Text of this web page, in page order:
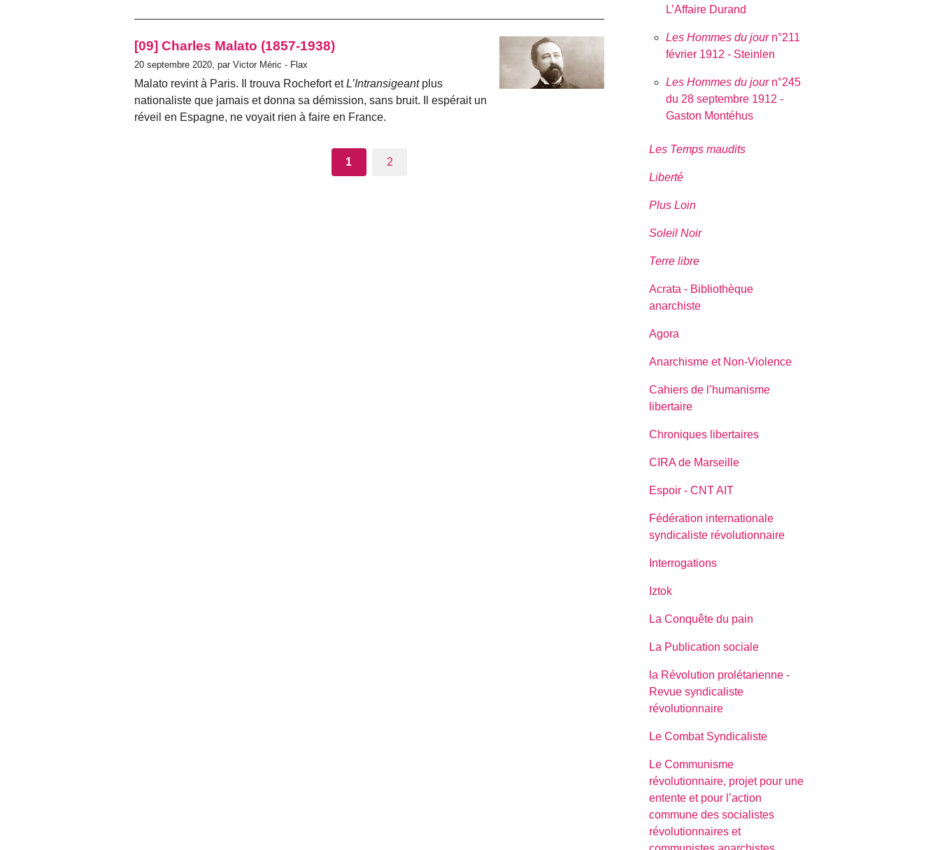
[09] Charles Malato (1857-1938)
20 septembre 2020, par Victor Méric - Flax
Malato revint à Paris. Il trouva Rochefort etL’Intransigeant plus
nationaliste que jamais et donna sa démission, sans bruit. Il espérait un
réveil en Espagne, ne voyait rien à faire en France.
1 2
L’Affaire Durand
Les Hommes du journ°211
février 1912 - Steinlen
Les Hommes du journ°245
du 28 septembre 1912 -
Gaston Montéhus
Les Temps maudits
Liberté
Plus Loin
Soleil Noir
Terre libre
Acrata - Bibliothèque
anarchiste
Agora
Anarchisme et Non-Violence
Cahiers de l’humanisme
libertaire
Chroniques libertaires
CIRA de Marseille
Espoir - CNT AIT
Fédération internationale
syndicaliste révolutionnaire
Interrogations
Iztok
La Conquête du pain
La Publication sociale
la Révolution prolétarienne -
Revue syndicaliste
révolutionnaire
Le Combat Syndicaliste
Le Communisme
révolutionnaire, projet pour une
entente et pour l’action
commune des socialistes
révolutionnaires et